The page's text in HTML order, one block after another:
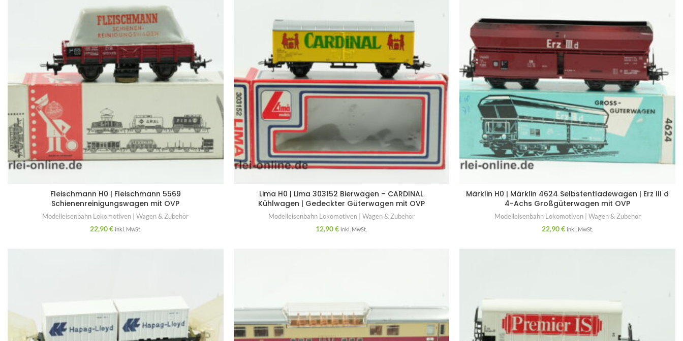
Fleischmann H0 | Fleischmann 5569
Schienenreinigungswagen mit OVP
Modelleisenbahn Lokomotiven | Wagen & Zubehör
22,90€ inkl. MwSt.
Lima H0 | Lima 303152 Bierwagen – CARDINAL
Kühlwagen | Gedeckter Güterwagen mit OVP
Modelleisenbahn Lokomotiven | Wagen & Zubehör
12,90€ inkl. MwSt.
Märklin H0 | Märklin 4624 Selbstentladewagen | Erz III d
4-Achs Großgüterwagen mit OVP
Modelleisenbahn Lokomotiven | Wagen & Zubehör
22,90€ inkl. MwSt.